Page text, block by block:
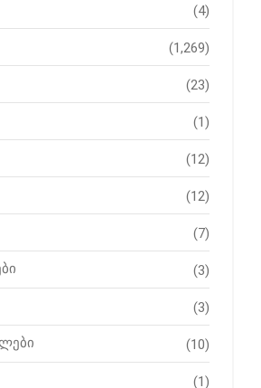
(4)
(1,269)
(23)
(1)
(12)
(12)
(7)
(3)
(3)
(10)
(1)